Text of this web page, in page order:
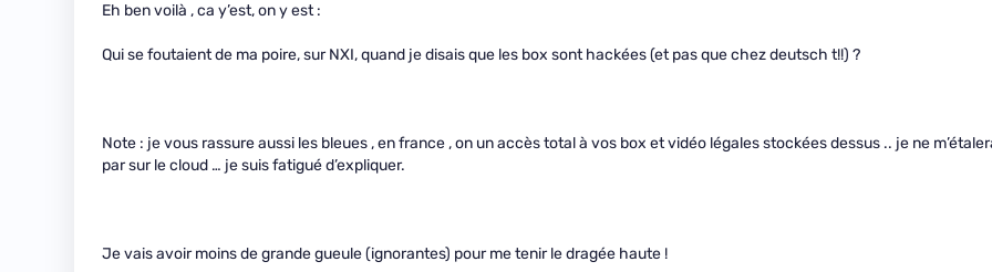
Eh ben voilà , ca y’est, on y est :
Qui se foutaient de ma poire, sur NXI, quand je disais que les box sont hackées (et pas que chez deutsch t!!) ?
Note : je vous rassure aussi les bleues , en france , on un accès total à vos box et vidéo légales stockées dessus .. je ne
par sur le cloud … je suis fatigué d’expliquer.
Je vais avoir moins de grande gueule (ignorantes) pour me tenir le dragée haute !